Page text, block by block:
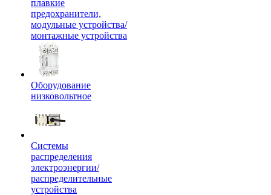
плавкие
предохранители,
модульные устройства/
монтажные устройства
Оборудование
низковольтное
Системы
распределения
электроэнергии/
распределительные
устройства